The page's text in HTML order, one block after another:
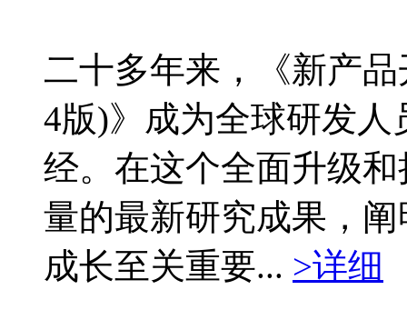
二十多年来，《新产
4版)》成为全球研发
经。在这个全面升级
量的最新研究成果，
成长至关重要... >详细